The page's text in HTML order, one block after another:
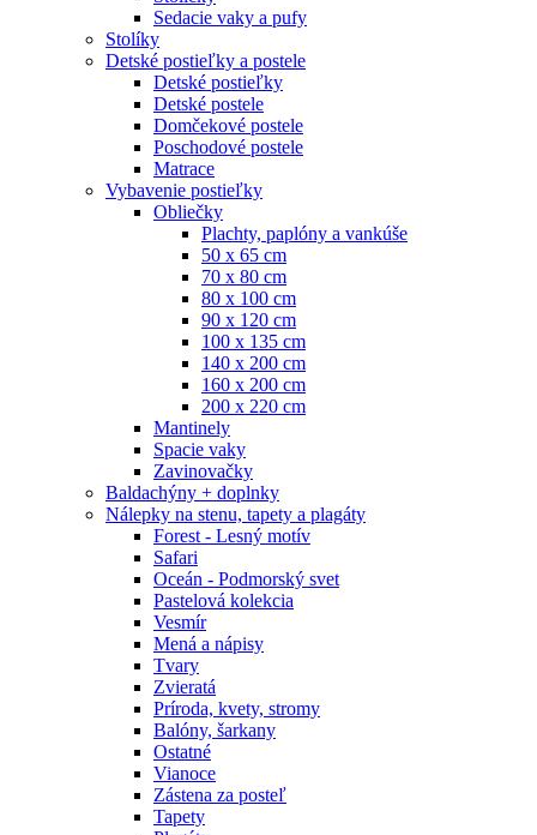
Sedacie vaky a pufy
Stolíky
Detské postieľky a postele
Detské postieľky
Detské postele
Domčekové postele
Poschodové postele
Matrace
Vybavenie postieľky
Obliečky
Plachty, paplóny a vankúše
50 x 65 cm
70 x 80 cm
80 x 100 cm
90 x 120 cm
100 x 135 cm
140 x 200 cm
160 x 200 cm
200 x 220 cm
Mantinely
Spacie vaky
Zavinovačky
Baldachýny + doplnky
Nálepky na stenu, tapety a plagáty
Forest - Lesný motív
Safari
Oceán - Podmorský svet
Pastelová kolekcia
Vesmír
Mená a nápisy
Tvary
Zvieratá
Príroda, kvety, stromy
Balóny, šarkany
Ostatné
Vianoce
Zástena za posteľ
Tapety